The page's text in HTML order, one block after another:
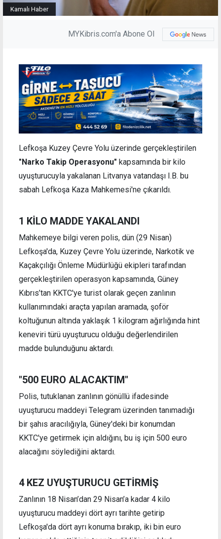
Kamalı Haber
MYKibris.com'a Abone Ol
Lefkoşa Kuzey Çevre Yolu üzerinde gerçekleştirilen
"Narko Takip Operasyonu" kapsamında bir kilo
uyuşturucuyla yakalanan Litvanya vatandaşı I.B. bu
sabah Lefkoşa Kaza Mahkemesi'ne çıkarıldı.
1 KİLO MADDE YAKALANDI
Mahkemeye bilgi veren polis, dün (29 Nisan)
Lefkoşa'da, Kuzey Çevre Yolu üzerinde, Narkotik ve
Kaçakçılığı Önleme Müdürlüğü ekipleri tarafından
gerçekleştirilen operasyon kapsamında, Güney
Kıbrıs’tan KKTC'ye turist olarak geçen zanlının
kullanımındaki araçta yapılan aramada, şoför
koltuğunun altında yaklaşık 1 kilogram ağırlığında hint
keneviri türü uyuşturucu olduğu değerlendirilen
madde bulunduğunu aktardı.
"500 EURO ALACAKTIM"
Polis, tutuklanan zanlının gönüllü ifadesinde
uyuşturucu maddeyi Telegram üzerinden tanımadığı
bir şahıs aracılığıyla, Güney'deki bir konumdan
KKTC'ye getirmek için aldığını, bu iş için 500 euro
alacağını söylediğini aktardı.
4 KEZ UYUŞTURUCU GETİRMİŞ
Zanlının 18 Nisan’dan 29 Nisan’a kadar 4 kilo
uyuşturucu maddeyi dört ayrı tarihte getirip
Lefkoşa'da dört ayrı konuma bırakıp, iki bin euro